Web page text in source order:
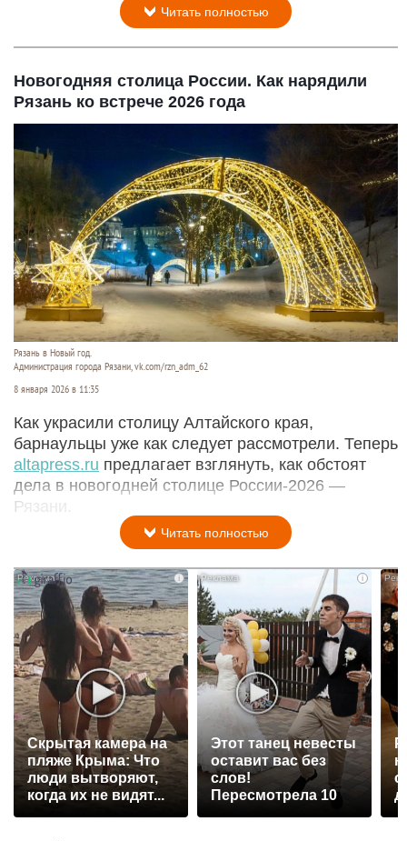
Читать полностью
Новогодняя столица России. Как нарядили
Рязань ко встрече 2026 года
Рязань в Новый год.
Администрация города Рязани, vk.com/rzn_adm_62
8 января 2026 в 11:35
Как украсили столицу Алтайского края,
барнаульцы уже как следует рассмотрели. Теперь
аltapress.ru предлагает взглянуть, как обстоят
дела в новогодней столице России-2026 —
Рязани.
Читать полностью
i
Скрытая камера на
пляже Крыма: Что
люди вытворяют,
когда их не видят...
i
Этот танец невесты
оставит вас без
слов!
Пересмотрела 10